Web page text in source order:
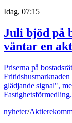
Idag, 07:15
Juli bjöd på
väntar en
Priserna på
glädjande signal",
Fastighetsförmedling.
nyheter/